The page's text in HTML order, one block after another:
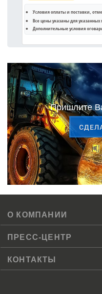
Условия оплаты и поставки,
Все цены указаны дляуказанных
Дополнительные условия
Пришлите
О КОМПАНИИ
ПРЕСС-ЦЕНТР
КОНТАКТЫ